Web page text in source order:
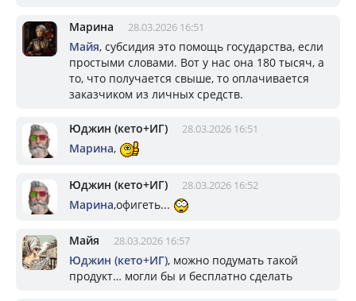
Марина 28.03.2026 16:51
Майя, субсидия это помощь государства, если
простыми словами. Вот у нас она 180 тысяч, а
то, что получается свыше, то оплачивается
заказчиком из личных средств.
Юджин (кето+ИГ) 28.03.2026 16:51
Марина,
Юджин (кето+ИГ) 28.03.2026 16:52
Марина,офигеть...
Майя 28.03.2026 16:57
Юджин (кето+ИГ), можно подумать такой
продукт… могли бы и бесплатно сделать